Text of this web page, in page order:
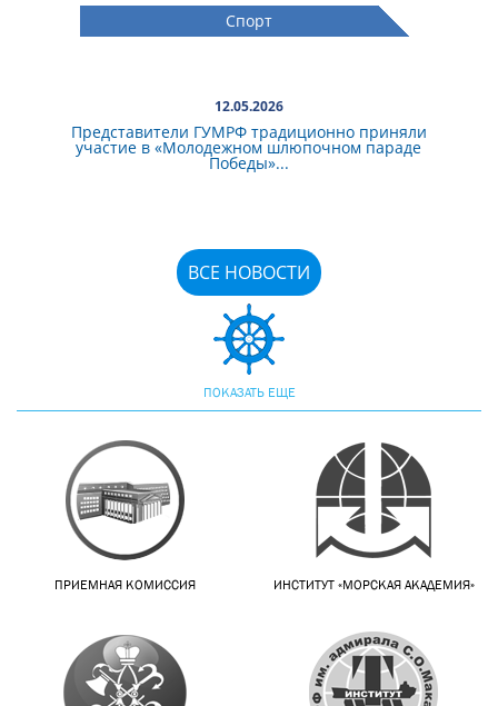
Спорт
12.05.2026
Представители ГУМРФ традиционно приняли
участие в «Молодежном шлюпочном параде
Победы»...
ВСЕ НОВОСТИ
ПОКАЗАТЬ ЕЩЕ
ПРИЕМНАЯ КОМИССИЯ ИНСТИТУТ «МОРСКАЯ АКАДЕМИЯ»